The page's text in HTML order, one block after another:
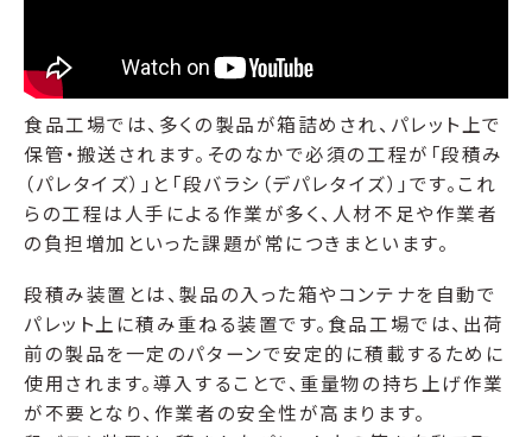
食品工場では、多くの製品が箱詰めされ、パレット上で
保管・搬送されます。そのなかで必須の工程が「段積み
（パレタイズ）」と「段バラシ（デパレタイズ）」です。これ
らの工程は人手による作業が多く、人材不足や作業者
の負担増加といった課題が常につきまといます。
段積み装置とは、製品の入った箱やコンテナを自動で
パレット上に積み重ねる装置です。食品工場では、出荷
前の製品を一定のパターンで安定的に積載するために
使用されます。導入することで、重量物の持ち上げ作業
が不要となり、作業者の安全性が高まります。